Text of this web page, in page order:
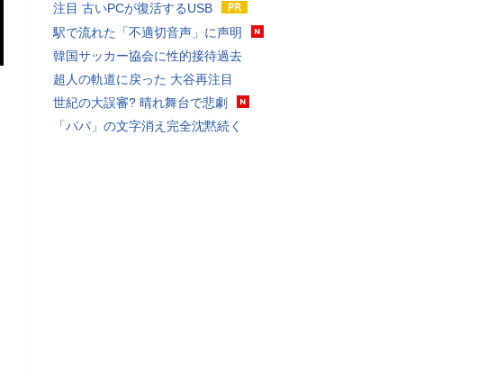
注目 古いPCが復活するUSB
駅で流れた「不適切音声」に声明
韓国サッカー協会に性的接待過去
超人の軌道に戻った 大谷再注目
世紀の大誤審? 晴れ舞台で悲劇
「パパ」の文字消え完全沈黙続く